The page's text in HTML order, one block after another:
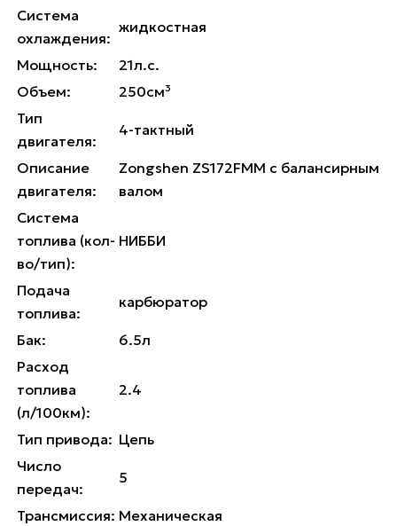
Система
охлаждения:
жидкостная
Мощность:
21л.с.
Объем:
250см³
Тип
двигателя:
4-тактный
Описание
двигателя:
Zongshen ZS172FMM с балансирным
валом
Система
топлива (кол-
во/тип):
НИББИ
Подача
топлива:
карбюратор
Бак:
6.5л
Расход
топлива
(л/100км):
2.4
Тип привода: Цепь
Число
передач:
5
Трансмиссия: Механическая